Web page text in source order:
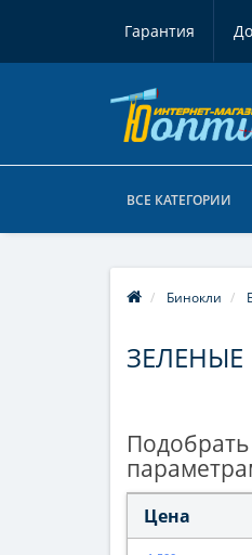
Гарантия
ВСЕ КАТЕГОРИИ
Бинокли
ЗЕЛЕНЫЕ
Цена